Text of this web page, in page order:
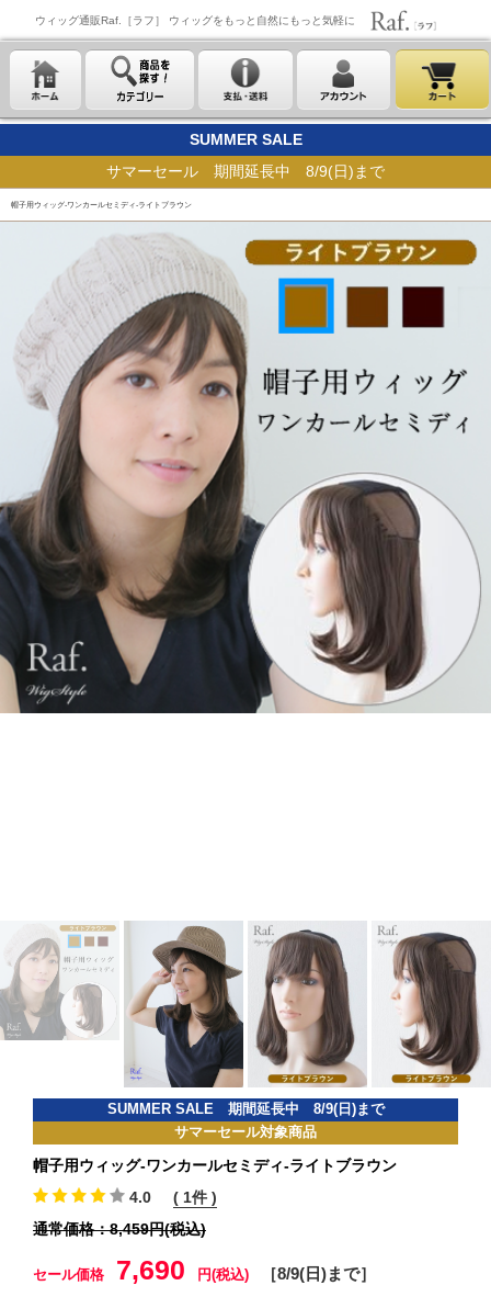
ウィッグ通販Raf.［ラフ］ ウィッグをもっと自然にもっと気軽に
SUMMER SALE
サマーセール 期間延長中 8/9(日)まで
帽子用ウィッグ-ワンカールセミディ-ライトブラウン
SUMMER SALE 期間延長中 8/9(日)まで
サマーセール対象商品
帽子用ウィッグ-ワンカールセミディ-ライトブラウン
4.0
( 1件 )
通常価格：8,459円(税込)
セール価格 7,690 円(税込) ［8/9(日)まで］